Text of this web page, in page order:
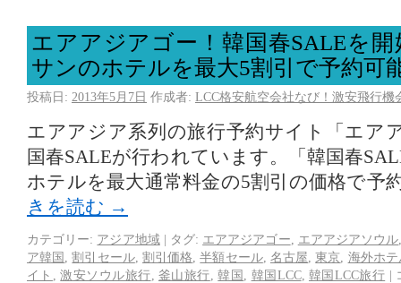
エアアジアゴー！韓国春SALEを
サンのホテルを最大5割引で予約可
投稿日: 2013年5月7日 作成者: LCC格安航空会社なび！激安飛行機
エアアジア系列の旅行予約サイト「エア
国春SALEが行われています。「韓国春
ホテルを最大通常料金の5割引の価格で予
きを読む →
カテゴリー: アジア地域 | タグ: エアアジアゴー エアアジアソウル
ア韓国
,割引セール, 割引価格 ,半額セール, 名古屋 ,東京
海外ホテ
イト
,激安ソウル旅行 釜山旅行 ,韓国 韓国LCC, 韓国LCC旅行 |